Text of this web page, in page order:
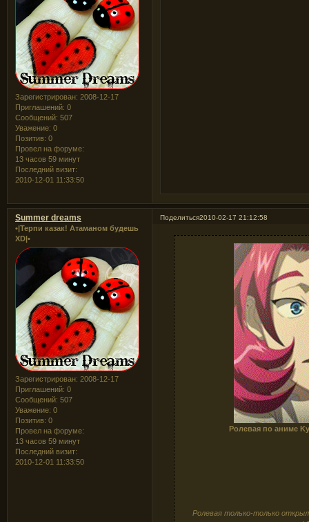
Зарегистрирован: 2008-12-17
Приглашений: 0
Сообщений: 507
Уважение: 0
Позитив: 0
Провел на форуме:
13 часов 59 минут
Последний визит:
2010-12-01 11:33:50
Поделиться2010-02-17 21:12:58
Summer dreams
•|Терпи казак! Атаманом будешь
XD|•
Зарегистрирован: 2008-12-17
Приглашений: 0
Сообщений: 507
Уважение: 0
Позитив: 0
Провел на форуме:
13 часов 59 минут
Последний визит:
2010-12-01 11:33:50
Ролевая по аниме
Ролевая только-только